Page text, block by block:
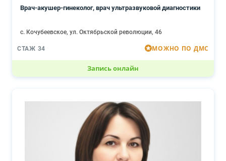
Врач-акушер-гинеколог, врач ультразвуковой диагностики
с. Кочубеевское, ул. Октябрьской революции, 46
СТАЖ 34 МОЖНО ПО ДМС
Запись онлайн